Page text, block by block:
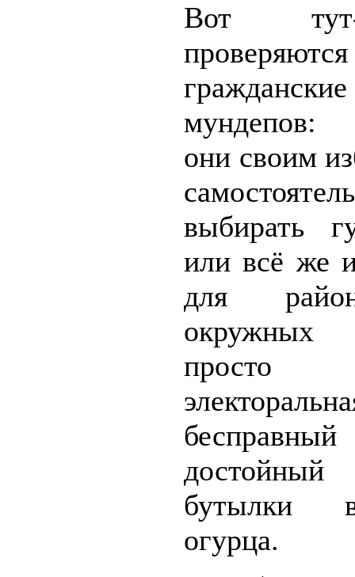
Вот
проверяются
мундепов:
они своим
выбирать
или всё же
для
окружных
просто
бутылки
огурца.